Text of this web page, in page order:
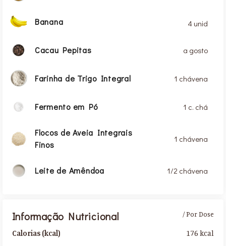
Banana 4 unid
Cacau Pepitas a gosto
Farinha de Trigo Integral 1 chávena
Fermento em Pó 1 c. chá
Flocos de Aveia Integrais
Finos
1 chávena
Leite de Amêndoa 1/2 chávena
Informação Nutricional
Calorias (kcal)
/ Por Dose
176 kcal